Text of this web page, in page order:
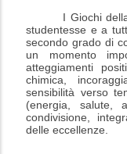
I Giochi
studentesse e a
secondo grado di
un momento
atteggiamenti
chimica,
sensibilità verso
(energia, salute,
condivisione,
delle eccellenze.